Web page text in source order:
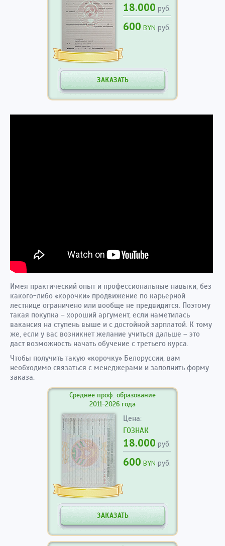
18.000 руб.
600 BYN руб.
ЗАКАЗАТЬ
Имея практический опыт и профессиональные навыки, без
какого-либо «корочки» продвижение по карьерной
лестнице ограничено или вообще не предвидится. Поэтому
такая покупка – хороший аргумент, если наметилась
вакансия на ступень выше и с достойной зарплатой. К тому
же, если у вас возникнет желание учиться дальше – это
даст возможность начать обучение с третьего курса.
Чтобы получить такую «корочку» Белоруссии, вам
необходимо связаться с менеджерами и заполнить форму
заказа.
Среднее проф. образование
2011-2026 года
Цена:
ГОЗНАК
18.000 руб.
600 BYN руб.
ЗАКАЗАТЬ